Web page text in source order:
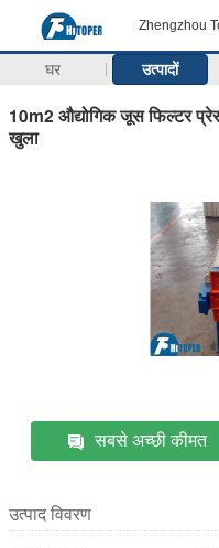
Zhengzhou
घर उत्पादों
10m2 औद्योगिक जूस फिल्टर
खुला
सबसे अच्छी कीमत
उत्पाद विवरण